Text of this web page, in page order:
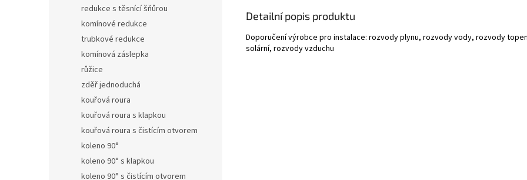
redukce s těsnící šňůrou
komínové redukce
trubkové redukce
komínová záslepka
růžice
zděř jednoduchá
kouřová roura
kouřová roura s klapkou
kouřová roura s čistícím otvorem
koleno 90°
koleno 90° s klapkou
koleno 90° s čistícím otvorem
Detailní popis produktu
Doporučení výrobce pro instalace: rozvody plynu, rozvody vody, rozvody
solární, rozvody vzduchu